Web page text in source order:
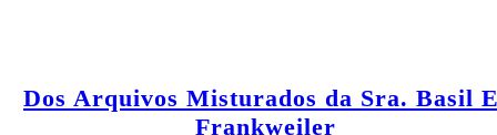
Dos Arquivos Misturados da Sra. Basil
Frankweiler